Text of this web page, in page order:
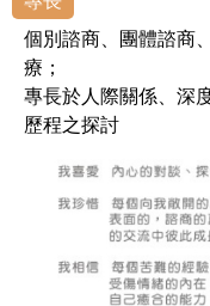
個別諮商、團體諮商
療；
專長於人際關係、深
歷程之探討